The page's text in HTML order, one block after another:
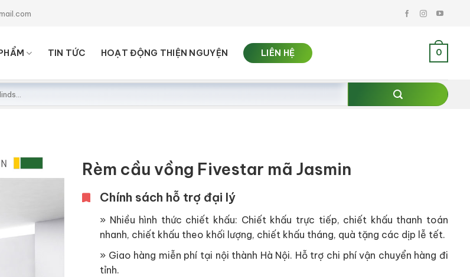
TIN TỨC HOẠT ĐỘNG THIỆN NGUYỆN LIÊN HỆ 0
Rèm cầu vồng Fivestar mã Jasmin
Chính sách hỗ trợ đại lý
» Nhiều hình thức chiết khấu: Chiết khấu trực tiếp, chiết khấu thanh toán
nhanh, chiết khấu theo khối lượng, chiết khấu tháng, quà tặng các dịp lễ tết.
» Giao hàng miễn phí tại nội thành Hà Nội. Hỗ trợ chi phí vận chuyển hàng đi
tỉnh.